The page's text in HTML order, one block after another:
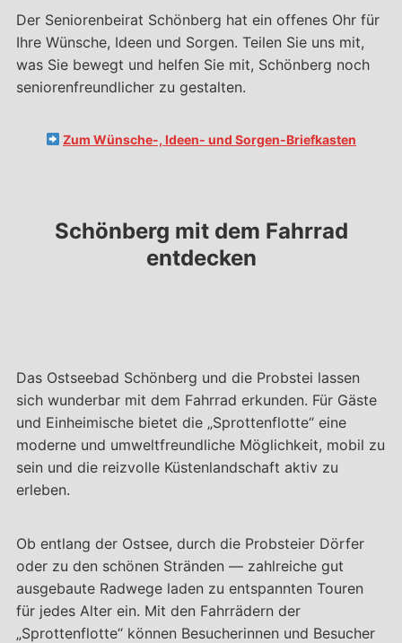
Der Seniorenbeirat Schönberg hat ein offenes Ohr für
Ihre Wünsche, Ideen und Sorgen. Teilen Sie uns mit,
was Sie bewegt und helfen Sie mit, Schönberg noch
seniorenfreundlicher zu gestalten.
Zum Wünsche-, Ideen- und Sorgen-Briefkasten
Schönberg mit dem Fahrrad
entdecken
Das Ostseebad Schönberg und die Probstei lassen
sich wunderbar mit dem Fahrrad erkunden. Für Gäste
und Einheimische bietet die „Sprottenflotte“ eine
moderne und umweltfreundliche Möglichkeit, mobil zu
sein und die reizvolle Küstenlandschaft aktiv zu
erleben.
Ob entlang der Ostsee, durch die Probsteier Dörfer
oder zu den schönen Stränden — zahlreiche gut
ausgebaute Radwege laden zu entspannten Touren
für jedes Alter ein. Mit den Fahrrädern der
„Sprottenflotte“ können Besucherinnen und Besucher